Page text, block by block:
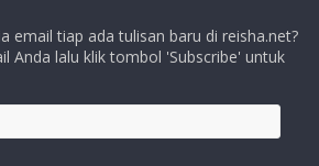
email tiap ada tulisan baru di reisha.net?
Anda lalu klik tombol 'Subscribe' untuk